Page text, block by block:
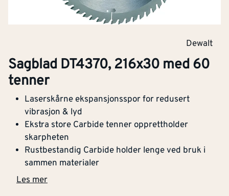
Dewalt
Sagblad DT4370, 216x30 med 60
tenner
Laserskårne ekspansjonsspor for redusert
vibrasjon & lyd
Ekstra store Carbide tenner opprettholder
skarpheten
Rustbestandig Carbide holder lenge ved bruk i
sammen materialer
Les mer
Klikk og hent
Sagblad DT4370, 216x30 med 60 tenner
Klikk og hent